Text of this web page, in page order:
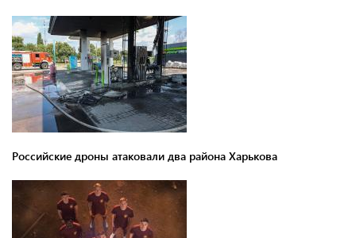
Российские дроны атаковали два района Харькова